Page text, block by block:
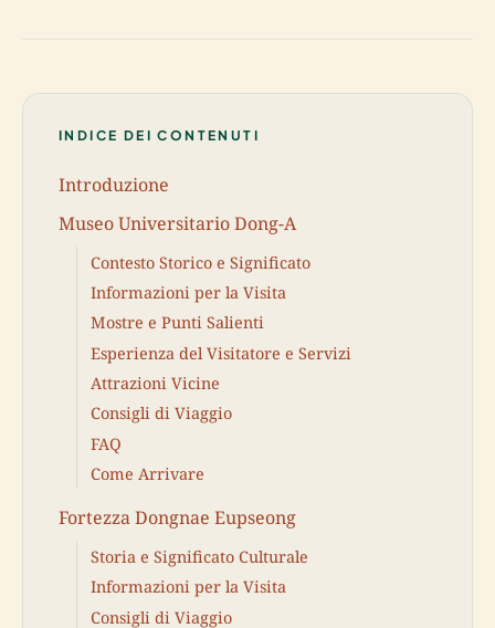
INDICE DEI CONTENUTI
Introduzione
Museo Universitario Dong-A
Contesto Storico e Significato
Informazioni per la Visita
Mostre e Punti Salienti
Esperienza del Visitatore e Servizi
Attrazioni Vicine
Consigli di Viaggio
FAQ
Come Arrivare
Fortezza Dongnae Eupseong
Storia e Significato Culturale
Informazioni per la Visita
Consigli di Viaggio